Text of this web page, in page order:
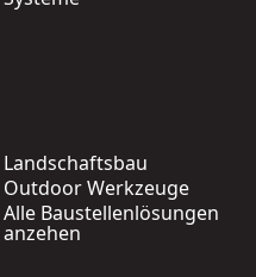
Landschaftsbau
Outdoor Werkzeuge
Alle Baustellenlösungen
anzehen